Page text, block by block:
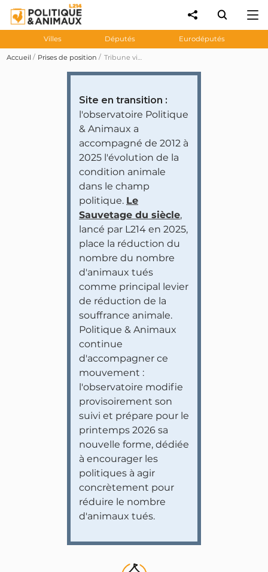
Villes Députés Eurodéputés
Accueil Prises de position Tribune vidéo « Exigeons une loi pour interdire les cirques avec animaux sauvages ! »
Site en transition :
l'observatoire Politique
& Animaux a
accompagné de 2012 à
2025 l'évolution de la
condition animale
dans le champ
politique. Le
Sauvetage du siècle,
lancé par L214 en 2025,
place la réduction du
nombre du nombre
d'animaux tués
comme principal levier
de réduction de la
souffrance animale.
Politique & Animaux
continue
d'accompagner ce
mouvement :
l'observatoire modifie
provisoirement son
suivi et prépare pour le
printemps 2026 sa
nouvelle forme, dédiée
à encourager les
politiques à agir
concrètement pour
réduire le nombre
d'animaux tués.